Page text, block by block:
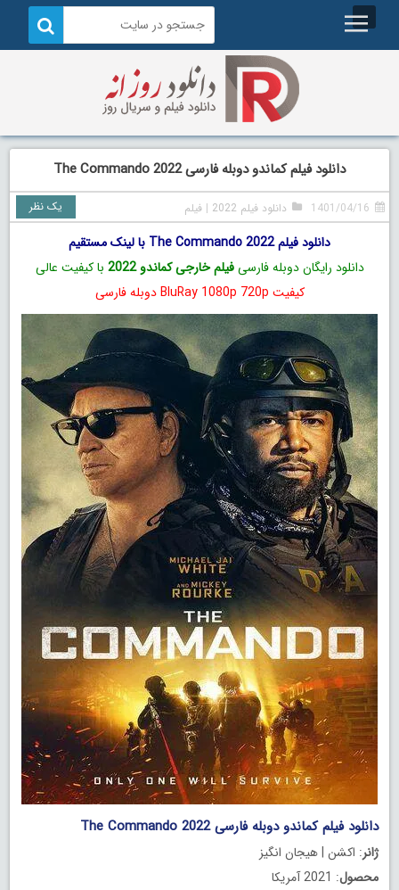
دانلود فیلم کماندو دوبله فارسی The Commando 2022
1401/04/16 دانلود فیلم 2022 |فیلم یک نظر
دانلود فیلم The Commando 2022 با لینک مستقیم
دانلود رایگان دوبله فارسیفیلم خارجی کماندو 2022
با کیفیت عالی
کیفیت BluRay 1080p 720p دوبله فارسی
دانلود فیلم کماندو دوبله فارسی The Commando 2022
ژانر: اکشن | هیجان انگیز
محصول: 2021 آمریکا